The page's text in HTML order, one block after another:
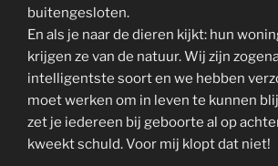
buitengesloten.
En als je naar de dieren kijkt: hun
krijgen ze van de natuur. Wij zijn
intelligentste soort en we hebben
moet werken om in leven te kunnen
zet je iedereen bij geboorte al op
kweekt schuld. Voor mij klopt dat niet!